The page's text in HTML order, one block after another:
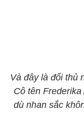
Và đây là đối thủ
Cô tên
dù nhan sắc